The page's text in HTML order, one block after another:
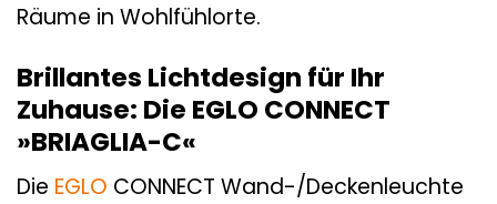
Räume in Wohlfühlorte.
Brillantes Lichtdesign für Ihr
Zuhause: Die EGLO CONNECT
»BRIAGLIA-C«
Die EGLO CONNECT Wand-/Deckenleuchte